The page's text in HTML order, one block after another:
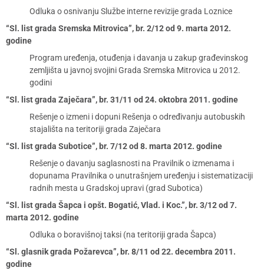
Odluka o osnivanju Službe interne revizije grada Loznice
“Sl. list grada Sremska Mitrovica”, br. 2/12 od 9. marta 2012.
godine
Program uređenja, otuđenja i davanja u zakup građevinskog
zemljišta u javnoj svojini Grada Sremska Mitrovica u 2012.
godini
“Sl. list grada Zaječara”, br. 31/11 od 24. oktobra 2011. godine
Rešenje o izmeni i dopuni Rešenja o određivanju autobuskih
stajališta na teritoriji grada Zaječara
“Sl. list grada Subotice”, br. 7/12 od 8. marta 2012. godine
Rešenje o davanju saglasnosti na Pravilnik o izmenama i
dopunama Pravilnika o unutrašnjem uređenju i sistematizaciji
radnih mesta u Gradskoj upravi (grad Subotica)
“Sl. list grada Šapca i opšt. Bogatić, Vlad. i Koc.”, br. 3/12 od 7.
marta 2012. godine
Odluka o boravišnoj taksi (na teritoriji grada Šapca)
“Sl. glasnik grada Požarevca”, br. 8/11 od 22. decembra 2011.
godine